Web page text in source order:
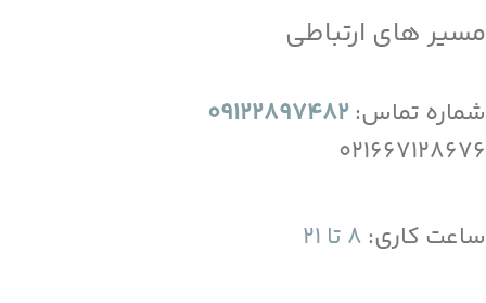
مسیر های ارتباطی
شماره تماس:09122897482
021667128676
ساعت کاری: 8 تا 21